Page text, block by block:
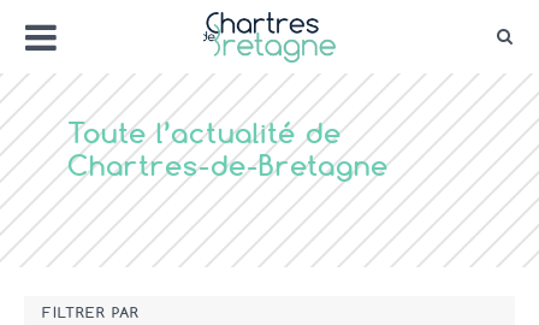
contenu
Menu
Bienvenue sur le site de la ville de
Ville Zéro phyto / 4 fleurs
Toute l’actualité de
Chartres-de-Bretagne
FILTRER PAR